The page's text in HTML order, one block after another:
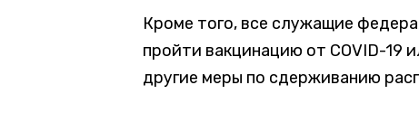
Кроме того, все служащие
пройти вакцинацию от COVID-19
другие меры по сдерживанию